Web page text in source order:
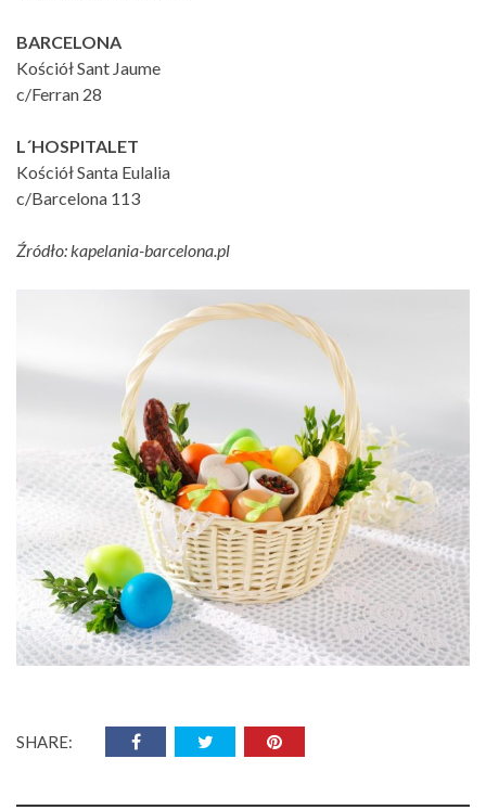
BARCELONA
Kościół Sant Jaume
c/Ferran 28
L´HOSPITALET
Kościół Santa Eulalia
c/Barcelona 113
Źródło: kapelania-barcelona.pl
SHARE: